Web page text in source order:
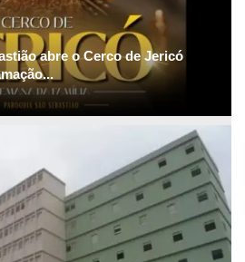
abre o Cerco de Jericó